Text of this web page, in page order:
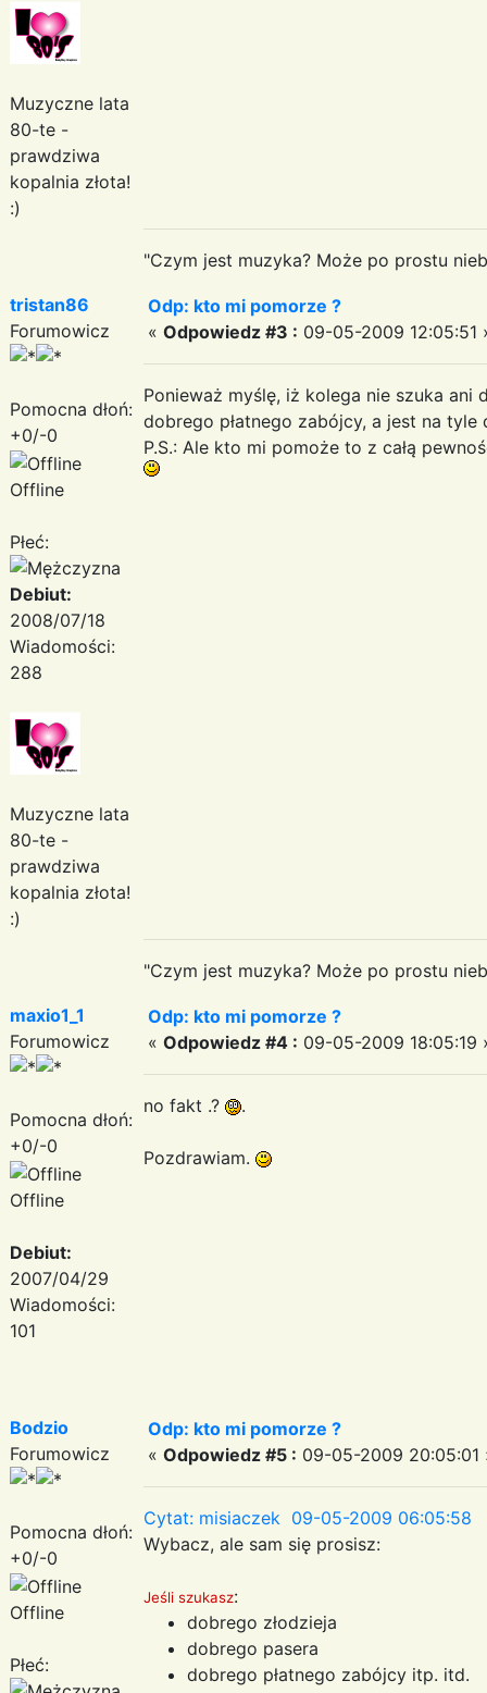
Muzyczne lata
80-te -
prawdziwa
kopalnia złota!
:)
"Czym jest muzyka? Może po prostu
tristan86
Forumowicz
Pomocna dłoń:
+0/-0
Offline
Płeć:
Debiut:
2008/07/18
Wiadomości:
288
Muzyczne lata
80-te -
prawdziwa
kopalnia złota!
:)
Odp: kto mi pomorze ?
« Odpowiedz #3 : 09-05-2009 12:05:51
Ponieważ myślę, iż kolega nie szuka ani
dobrego płatnego zabójcy, a jest na tyle
P.S.: Ale kto mi pomoże to z całą
"Czym jest muzyka? Może po prostu
maxio1_1
Forumowicz
Pomocna dłoń:
+0/-0
Offline
Debiut:
2007/04/29
Wiadomości:
101
Odp: kto mi pomorze ?
« Odpowiedz #4 : 09-05-2009 18:05:19
no fakt .? .
Pozdrawiam.
Bodzio
Forumowicz
Pomocna dłoń:
+0/-0
Offline
Płeć:
Odp: kto mi pomorze ?
« Odpowiedz #5 : 09-05-2009 20:05:01
Cytat: misiaczek 09-05-2009 06:05:58
Wybacz, ale sam się prosisz:
Jeśli szukasz:
dobrego złodzieja
dobrego pasera
dobrego płatnego zabójcy itp. itd.